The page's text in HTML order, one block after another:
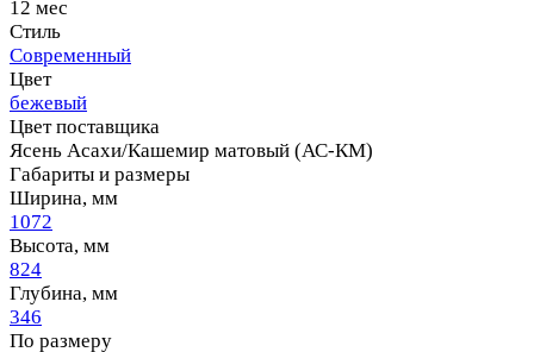
12 мес
Стиль
Современный
Цвет
бежевый
Цвет поставщика
Ясень Асахи/Кашемир матовый (АС-КМ)
Габариты и размеры
Ширина, мм
1072
Высота, мм
824
Глубина, мм
346
По размеру